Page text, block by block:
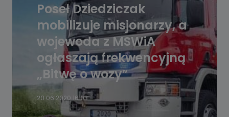
Poseł Dziedziczak
mobilizuje misjonarzy, a
wojewoda z MSWiA
ogłaszają frekwencyjną
„Bitwę o wozy”
20.06.2020 16:03